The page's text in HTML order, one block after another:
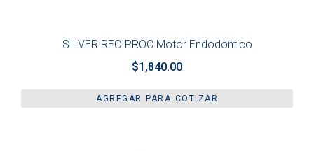
SILVER RECIPROC Motor Endodontico
$1,840.00
AGREGAR PARA COTIZAR